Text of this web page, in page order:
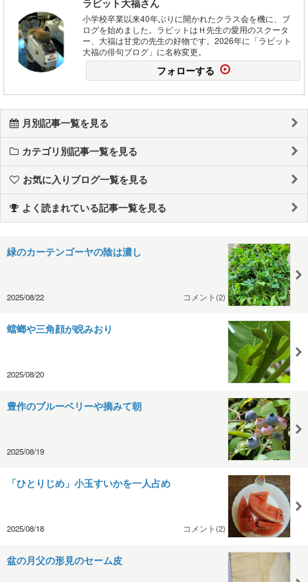
小学校卒業以来40年ぶりに開かれたクラス会を機に、ブ
ログを始めました。ラビットはＨ先生の愛用のスクータ
ー、大福は甘党の先生の好物です。2026年に「ラビット
大福の俳句ブログ」に名称変更。
フォローする
月別記事一覧を見る
カテゴリ別記事一覧を見る
お気に入りブログ一覧を見る
よく読まれている記事一覧を見る
緑のカーテンゴーヤの陰は濃し
2025/08/22 コメント(2)
蟷螂や三角顔が睨みおり
2025/08/20
豊作のブルーベリーや摘みて朝
2025/08/19
「ひとりじめ」小玉すいかを一人占め
2025/08/18 コメント(2)
盆の月父の形見のセーム皮